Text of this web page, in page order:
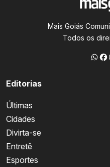
Mais Goiás
Todos os
Editorias
Últimas
Cidades
Divirta-se
Entretê
Esportes